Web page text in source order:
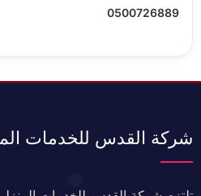
0500726889
شركة القدس للخدمات